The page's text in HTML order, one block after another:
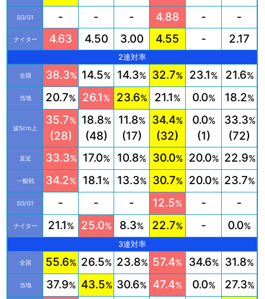
SG/G1 - - - 4.88 - -
ナイター 4.63 4.50 3.00 4.55 - 2.17
2連対率
全国 38.3% 14.5% 14.3% 32.7% 23.1% 21.6%
当地 20.7% 26.1% 23.6% 21.1% 0.0% 18.2%
波5cm上
35.7%
(28)
18.8%
(48)
11.8%
(17)
34.4%
(32)
0.0%
(1)
33.3%
(72)
直近 33.3% 17.0% 10.8% 30.0% 20.0% 22.9%
一般戦 34.2% 18.1% 13.3% 30.7% 20.0% 23.7%
SG/G1 - - - 12.5% - -
ナイター 21.1% 25.0% 8.3% 22.7% - 0.0%
3連対率
全国 55.6% 26.5% 23.8% 57.4% 34.6% 31.8%
当地 37.9% 43.5% 30.6% 47.4% 0.0% 27.3%